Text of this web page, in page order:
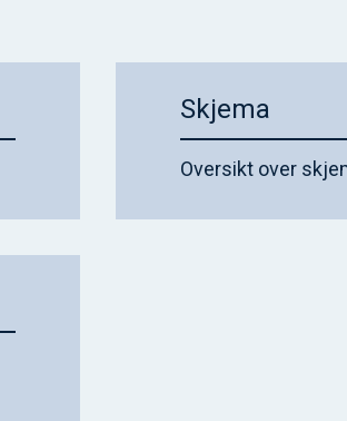
Skjema
Oversikt over